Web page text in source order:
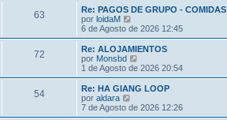
e
s
a
j
e
m
o
m
e
s
j
e
ú
l
t
m
o
m
e
s
a
j
63
Re: PAGOS DE GRUPO - COMIDAS
por loidaM
e
r
ú
l
t
m
o
m
e
6 de Agosto de 2026 12:45
72
Re: ALOJAMIENTOS
por Monsbd
e
r
ú
t
1 de Agosto de 2026 20:54
54
Re: HA GIANG LOOP
por aldara
e
r
7 de Agosto de 2026 12:26